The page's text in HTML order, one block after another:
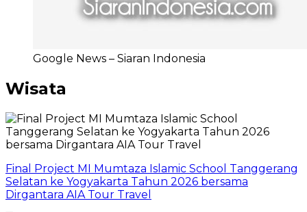
Google News – Siaran Indonesia
Wisata
Final Project MI Mumtaza Islamic School Tanggerang
Selatan ke Yogyakarta Tahun 2026 bersama
Dirgantara AIA Tour Travel